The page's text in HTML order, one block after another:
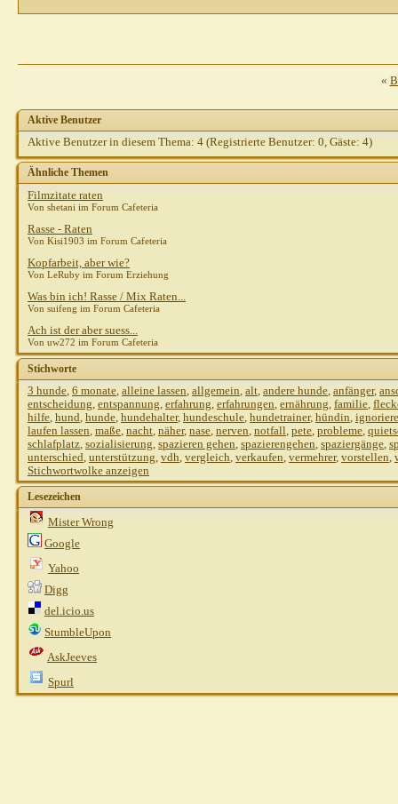
LausefixAW: RR hat es mir
AW: RR hat
Gast
Thomas
Gast
Mysterie
Gast
«
Aktive Benutzer
Aktive Benutzer in diesem Thema: 4 (Registrierte Benutzer: 0, Gäste: 4)
Ähnliche Themen
Filmzitate raten
Von shetani im Forum Cafeteria
Rasse - Raten
Von Kisi1903 im Forum Cafeteria
Kopfarbeit, aber wie?
Von LeRuby im Forum Erziehung
Was bin ich! Rasse / Mix Raten...
Von suifeng im Forum Cafeteria
Ach ist der aber suess...
Von uw272 im Forum Cafeteria
Stichworte
3 hunde, 6 monate, alleine lassen, allgemein, alt, andere hunde, anfänger,
entscheidung, entspannung, erfahrung, erfahrungen, ernährung, familie,
hilfe, hund, hunde, hundehalter, hundeschule, hundetrainer, hündin,
laufen lassen, maße, nacht, näher, nase, nerven, notfall, pete, probleme,
schlafplatz, sozialisierung, spazieren gehen, spazierengehen, spaziergänge,
unterschied, unterstützung, vdh, vergleich, verkaufen, vermehrer, vorstellen,
Stichwortwolke anzeigen
Lesezeichen
Mister Wrong
Google
Yahoo
Digg
del.icio.us
StumbleUpon
AskJeeves
Spurl